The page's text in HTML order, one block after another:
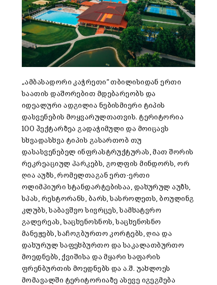
„ამბასადორი კაჭრეთი“ თბილისიდან ერთი
საათის დაშორებით მდებარეობს და
იდეალური ადგილია ნებისმიერი ტიპის
დასვენების მოყვარულთათვის. ტერიტორია
100 ჰექტარზეა გადაჭიმული და მოიცავს
სხვადასხვა ტიპის გასართობ თუ
დასასვენებელ ინფრასტრუქტურას, მათ შორის
რეკრეაციულ პარკებს, გოლფის მინდორს, ორ
ღია აუზს, რომელთაგან ერთ-ერთი
ოლიმპიური სტანდარტებისაა, დახურულ აუზს,
სპას, რესტორანს, ბარს, სასროლეთს, ბოულინგ
კლუბს, საბავშვო სივრცეს, სამხატვრო
გალერეას, საცხენოსნოს, საცხენოსნო
მანეჟებს, საჩოგბურთო კორტებს, ღია და
დახურულ საფეხბურთო და საკალათბურთო
მოედნებს, ქვიშისა და მყარი საფარის
ფრენბურთის მოედნებს და ა.შ. უახლოეს
მომავალში ტერიტორიაზე ასევე იგეგმება